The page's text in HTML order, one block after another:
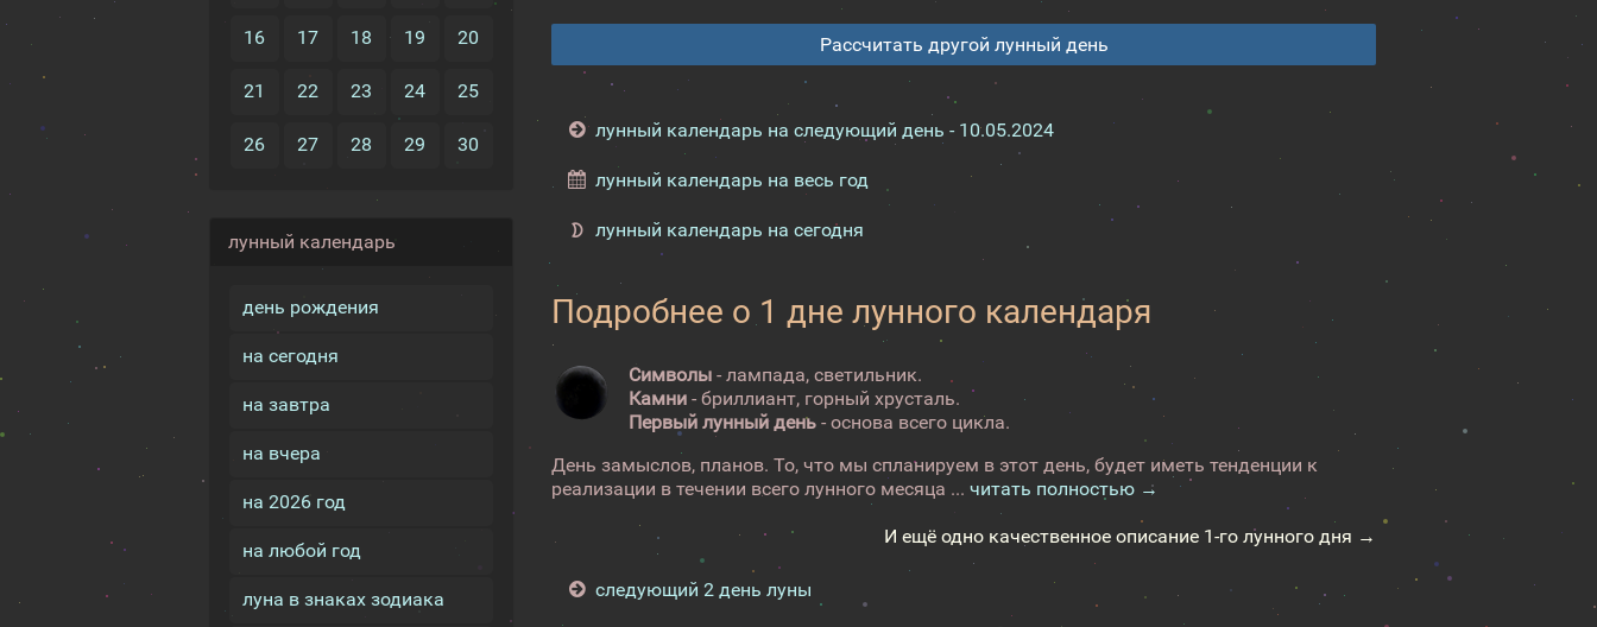
16 17 18 19 20
21 22 23 24 25
26 27 28 29 30
лунный календарь
день рождения
на сегодня
на завтра
на вчера
на 2026 год
на любой год
луна в знаках зодиака
Рассчитать другой лунный день
лунный календарь на следующий день - 10.05.2024
лунный календарь на весь год
лунный календарь на сегодня
Подробнее о 1 дне лунного календаря
Символы - лампада, светильник.
Камни - бриллиант, горный хрусталь.
Первый лунный день - основа всего цикла.
День замыслов, планов. То, что мы спланируем в этот день, будет иметь тенденции к
реализации в течении всего лунного месяца ...читать полностью →
И ещё одно качественное описание 1-го лунного дня →
следующий 2 день луны